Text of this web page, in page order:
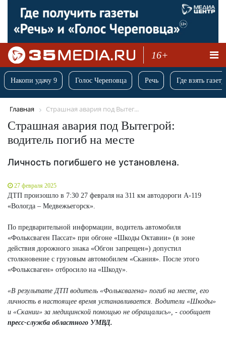
16+
Накопи удачу 9 Голос Череповца Речь Где взять
Главная Страшная авария под Вытег...
Страшная авария под Вытегрой:
водитель погиб на месте
Личность погибшего не установлена.
27 февраля 2025
ДТП произошло в 7:30 27 февраля на 311 км автодороги А-119
«Вологда – Медвежьегорск».
По предварительной информации, водитель автомобиля
«Фольксваген Пассат» при обгоне «Шкоды Октавии» (в зоне
действия дорожного знака «Обгон запрещен») допустил
столкновение с грузовым автомобилем «Скания». После этого
«Фольксваген» отбросило на «Шкоду».
«В результате ДТП водитель «Фольксвагена» погиб на месте, его
личность в настоящее время устанавливается. Водители «Шкоды»
и «Скании» за медицинской помощью не обращались», - сообщает
пресс-служба областного УМВД.